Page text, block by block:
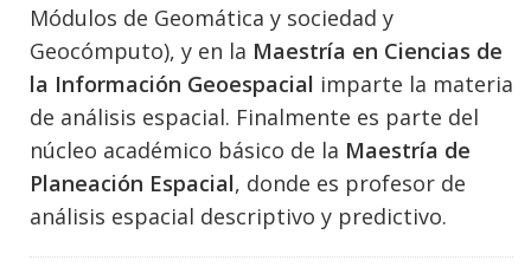
Módulos de Geomática y sociedad y
Geocómputo), y en la Maestría en Ciencias de
la Información Geoespacial imparte la materia
de análisis espacial. Finalmente es parte del
núcleo académico básico de la Maestría de
Planeación Espacial, donde es profesor de
análisis espacial descriptivo y predictivo.